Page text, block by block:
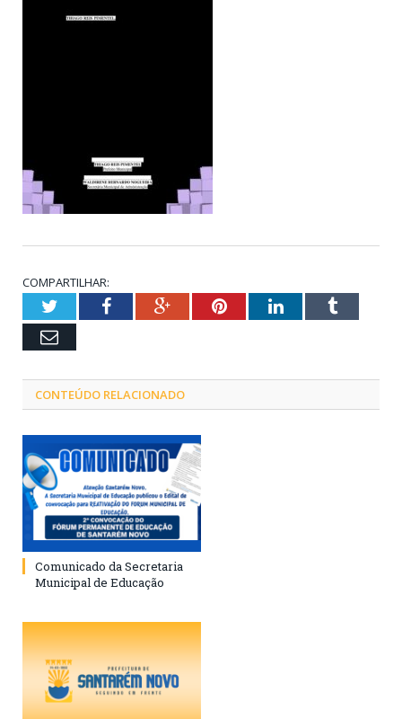
COMPARTILHAR:
TwitterFacebookGoogle+PinterestLinkedInTumblr
Email
CONTEÚDO RELACIONADO
Comunicado da Secretaria
Municipal de Educação